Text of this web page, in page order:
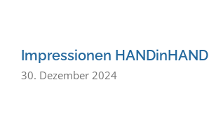
Impressionen HANDinHAND
30. Dezember 2024